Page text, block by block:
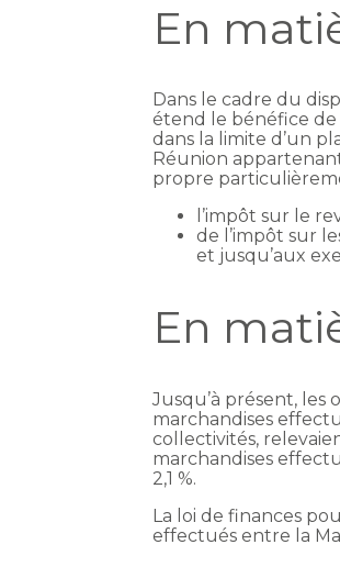
En
Dans le cadre du
étend le bénéfice de
dans la limite d’un
Réunion
propre
l’impôt sur le
de l’impôt sur
et jusqu’aux
En
Jusqu’à présent, les
marchandises
collectivités,
marchandises
2,1 %.
La loi de finances
effectués entre la